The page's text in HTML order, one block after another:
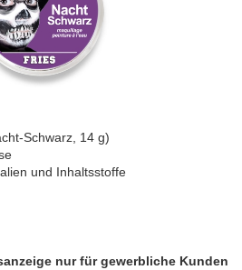
​Schwarz, 14 g)
und In­halts­stof­fe
nur für gewerbliche Kunden